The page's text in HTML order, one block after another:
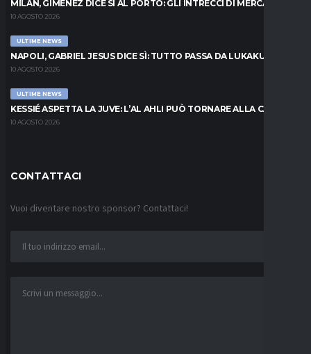
MILAN, GIMENEZ DICE SÌ AL PORTO: GLI INTRECCI DI MERCATO
10 AGOSTO 2026
ULTIME NEWS
NAPOLI, GABRIEL JESUS DICE SÌ: TUTTO PASSA DA LUKAKU
10 AGOSTO 2026
ULTIME NEWS
KESSIÉ ASPETTA LA JUVE: L’AL AHLI PUÒ TORNARE ALLA CARICA
10 AGOSTO 2026
CONTATTACI
Vuoi diventare nostro sponsor? Contattaci!